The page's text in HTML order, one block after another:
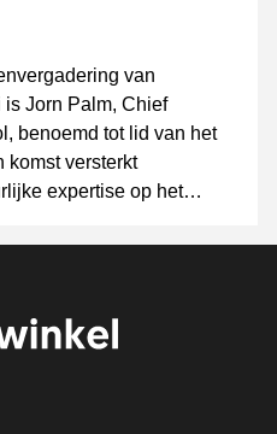
van
Jorn Palm, Chief
benoemd tot lid van het
komst versterkt
expertise op het